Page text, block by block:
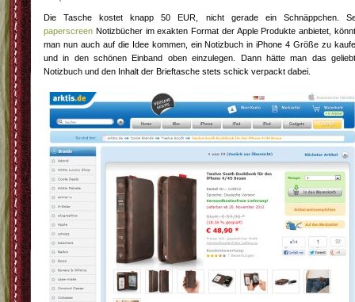
Die Tasche kostet knapp 50 EUR, nicht gerade ein Schnäppchen.
paperscreen Notizbücher im exakten Format der Apple Produkte anbietet,
man nun auch auf die Idee kommen, ein Notizbuch in iPhone 4 Größe zu
und in den schönen Einband oben einzulegen. Dann hätte man das
Notizbuch und den Inhalt der Brieftasche stets schick verpackt dabei.